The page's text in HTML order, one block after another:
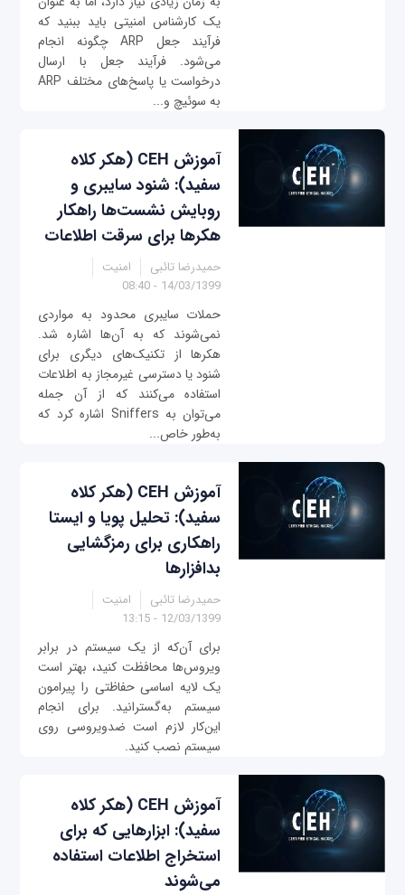
یک کارشناس امنیتی باید ببنید که
فرآیند جعل ARP چگونه انجام
می‌شود. فرآیند جعل با ارسال
درخواست‌ یا پاسخ‌های مختلف ARP
به سوئیچ و...
آموزش CEH (هکر کلاه
سفید): شنود سایبری و
روبایش نشست‌ها راهکار
هکرها برای سرقت اطلاعات
حمیدرضا تائبی
امنیت
14/03/1399 - 08:40
حملات سایبری محدود به مواردی
نمی‌شوند که به آن‌ها اشاره شد.
هکرها از تکنیک‌های دیگری برای
شنود یا دسترسی غیرمجاز به اطلاعات
استفاده می‌کنند که از آن جمله
می‌توان به Sniffers اشاره کرد که
به‌طور خاص...
آموزش CEH (هکر کلاه
سفید): تحلیل پویا و ایستا
راهکاری برای رمزگشایی
بدافزارها
حمیدرضا تائبی
امنیت
12/03/1399 - 13:15
برای آن‌که از یک سیستم در برابر
ویروس‌ها محافظت کنید، بهتر است
یک لایه اساسی حفاظتی را پیرامون
سیستم به‌گسترانید. برای انجام
این‌کار لازم است ضدویروسی روی
سیستم نصب کنید.
آموزش CEH (هکر کلاه
سفید): ابزارهایی که برای
استخراج اطلاعات استفاده
می‌شوند